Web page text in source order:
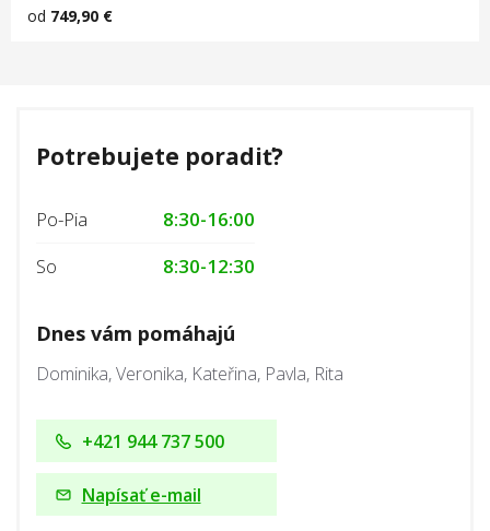
od 749,90 €
Potrebujete poradiť?
Po-Pia
8:30-16:00
So
8:30-12:30
Dnes vám pomáhajú
Dominika, Veronika, Kateřina, Pavla, Rita
+421 944 737 500
Napísať e-mail